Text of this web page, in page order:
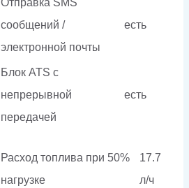
сообщений /
электронной почты
есть
Блок ATS с
непрерывной
передачей
есть
Расход топлива при 50%
нагрузке
17.7
л/ч